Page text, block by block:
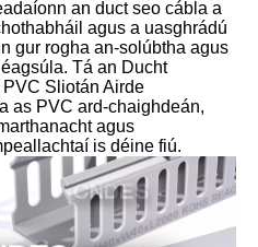
an duct seo cábla a
agus a uasghrádú
gur rogha an-solúbtha agus
Tá an Ducht
Sliotán Airde
as PVC ard-chaighdeán,
agus
is déine fiú.